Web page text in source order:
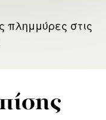
πλημμύρες στις